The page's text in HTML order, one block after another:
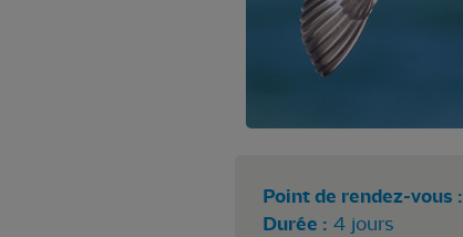
Point de rendez-vous :
Durée : 4 jours